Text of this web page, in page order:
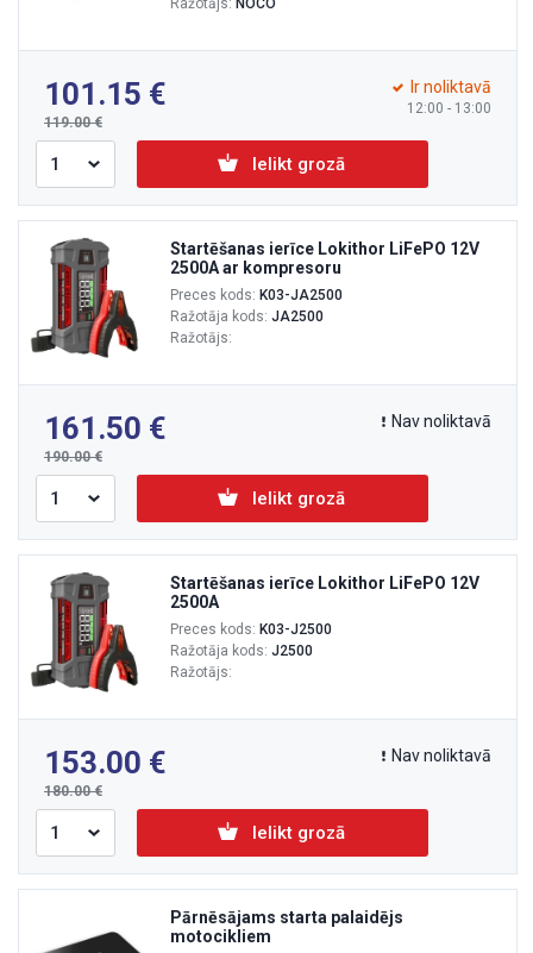
Ražotājs: NOCO
101.15
119.00
12:00 - 13:00
Ir noliktavā
Ielikt grozā
Startēšanas ierīce Lokithor LiFePO 12V
2500A ar kompresoru
Preces kods: K03-JA2500
Ražotāja kods: JA2500
Ražotājs:
161.50
190.00
Nav noliktavā
Ielikt grozā
Startēšanas ierīce Lokithor LiFePO 12V
2500A
Preces kods: K03-J2500
Ražotāja kods: J2500
Ražotājs:
153.00
180.00
Nav noliktavā
Ielikt grozā
Pārnēsājams starta palaidējs
motocikliem